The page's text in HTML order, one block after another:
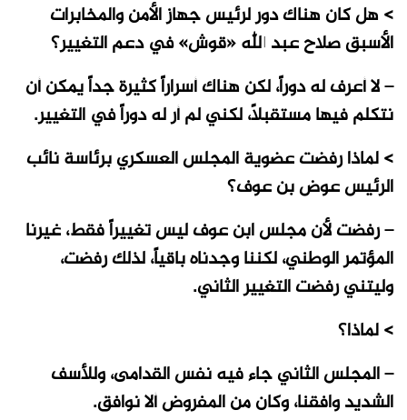
> هل كان هناك دور لرئيس جهاز الأمن والمخابرات
الأسبق صلاح عبد الله «قوش» في دعم التغيير؟
– لا أعرف له دوراً، لكن هناك أسراراً كثيرة جداً يمكن أن
نتكلم فيها مستقبلاً، لكني لم أر له دوراً في التغيير.
> لماذا رفضت عضوية المجلس العسكري برئاسة نائب
الرئيس عوض بن عوف؟
– رفضت لأن مجلس ابن عوف ليس تغييراً فقط، غيرنا
المؤتمر الوطني، لكننا وجدناه باقياً، لذلك رفضت،
وليتني رفضت التغيير الثاني.
> لماذا؟
– المجلس الثاني جاء فيه نفس القدامى، وللأسف
الشديد وافقنا، وكان من المفروض ألا نوافق.